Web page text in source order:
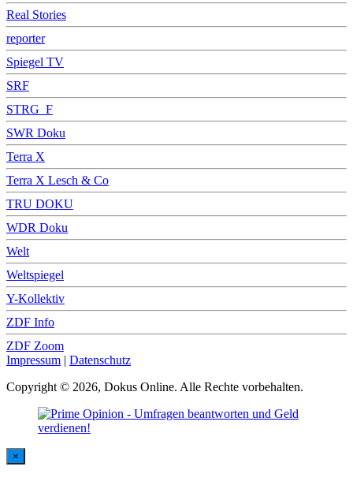
Real Stories
reporter
Spiegel TV
SRF
STRG_F
SWR Doku
Terra X
Terra X Lesch & Co
TRU DOKU
WDR Doku
Welt
Weltspiegel
Y-Kollektiv
ZDF Info
ZDF Zoom
Impressum | Datenschutz
Copyright © 2026, Dokus Online. Alle Rechte vorbehalten.
×